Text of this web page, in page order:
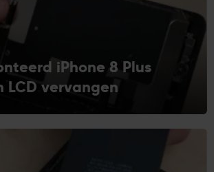
iPhone 8 Plus
LCD vervangen